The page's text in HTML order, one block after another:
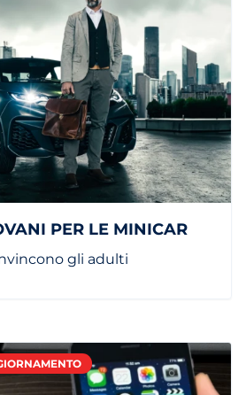
PER LE MINICAR
gli adulti